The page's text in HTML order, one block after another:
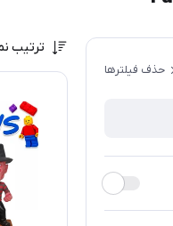
حذف فیلترها
ترتیب